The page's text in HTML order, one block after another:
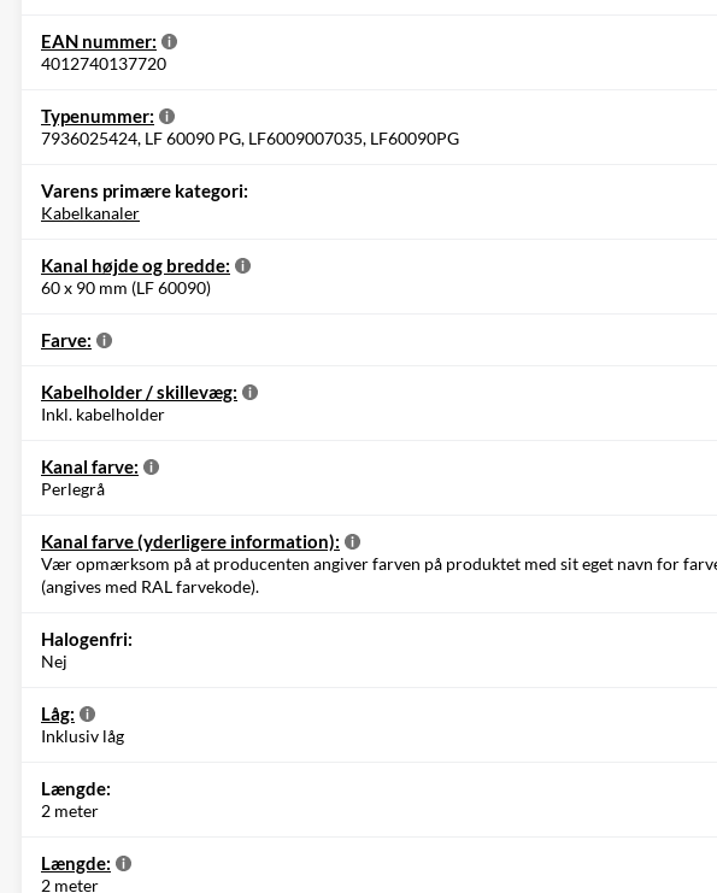
EAN nummer:
4012740137720
Typenummer:
7936025424, LF 60090 PG, LF6009007035, LF60090PG
Varens primære kategori:
Kabelkanaler
Kanal højde og bredde:
60 x 90 mm (LF 60090)
Farve:
Kabelholder / skillevæg:
Inkl. kabelholder
Kanal farve:
Perlegrå
Kanal farve (yderligere information):
Vær opmærksom på at producenten angiver farven på produktet med sit eget navn for
(angives med RAL farvekode).
Halogenfri:
Nej
Låg:
Inklusiv låg
Længde:
2 meter
Længde:
2 meter